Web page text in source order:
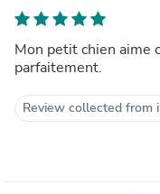
Mon petit chien aime
parfaitement.
Review collected from